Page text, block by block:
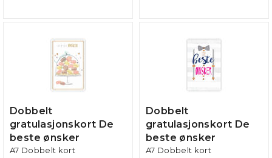
Dobbelt
gratulasjonskort De
beste ønsker
A7 Dobbelt kort
Dobbelt
gratulasjonskort De
beste ønsker
A7 Dobbelt kort